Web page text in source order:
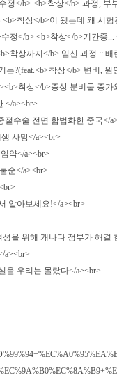
</b> <b>착상</b> 과정,
착상</b>이 됐는데 왜
정</b> <b>착상</b>기간
상까지</b> 임신 과정 ::
?(feat.<b>착상</b> 변비,
착상</b>증상 분비물 증
</a><br>
절수술 전면 합법화한 중국</
사망</a><br>
약</a><br>
순</a><br>
알아보세요!</a><br>
성을 위해 캐나다 정부가 해결
a><br>
을 우리는 몰랐다</a><br>